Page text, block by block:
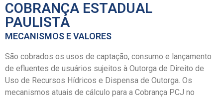
COBRANÇA ESTADUAL
PAULISTA
MECANISMOS E VALORES
São cobrados os usos de captação, consumo e lançamento
de efluentes de usuários sujeitos à Outorga de Direito de
Uso de Recursos Hídricos e Dispensa de Outorga. Os
mecanismos atuais de cálculo para a Cobrança PCJ no